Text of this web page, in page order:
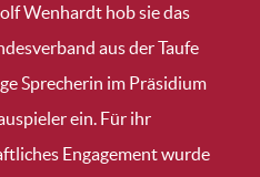
Wenhardt hob sie das
aus der Taufe
Sprecherin im Präsidium
ein. Für ihr
Engagement wurde